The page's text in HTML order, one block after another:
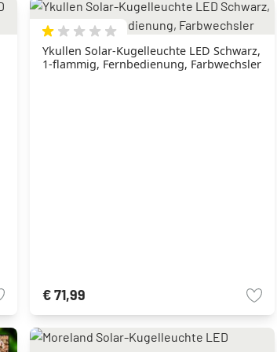
Ykullen Solar-Kugelleuchte LED Schwarz,
1-flammig, Fernbedienung, Farbwechsler
€ 71,99